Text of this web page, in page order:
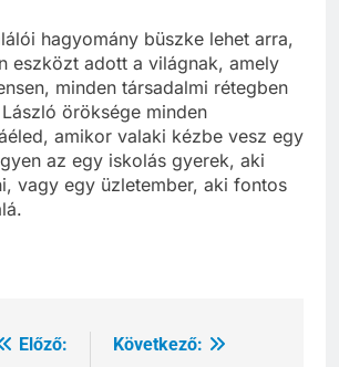
hagyomány büszke lehet arra,
eszközt adott a világnak, amely
minden társadalmi rétegben
öröksége minden
amikor valaki kézbe vesz egy
az egy iskolás gyerek, aki
vagy egy üzletember, aki fontos
Előző:
Következő: